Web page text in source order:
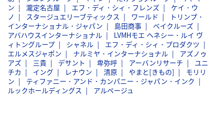
ン
瀧定名古屋 エフ・ディ・シィ・フレンズ
ケイ・ウ
ノ
スタージュエリーブティックス ワールド
トリンプ・
インターナショナル・ジャパン
島田商事
ベイクルーズ
アバハウスインターナショナル
LVMHモエ ヘネシー・ルイ ヴ
ィトングループ
シャネル
エフ・ディ・シィ・プロダクツ
エルメスジャポン
ナルミヤ・インターナショナル
アズノゥ
アズ
三貴 デサント 卑弥呼 アーバンリサーチ
ユニ
チカ
イング レナウン 清原 やまと[きもの]
モリリ
ン
ティファニー・アンド・カンパニー・ジャパン・インク
ルックホールディングス
アルページュ